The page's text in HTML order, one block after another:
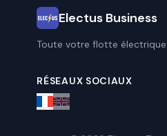
Electus Business
Toute votre flotte
RÉSEAUX SOCIAUX